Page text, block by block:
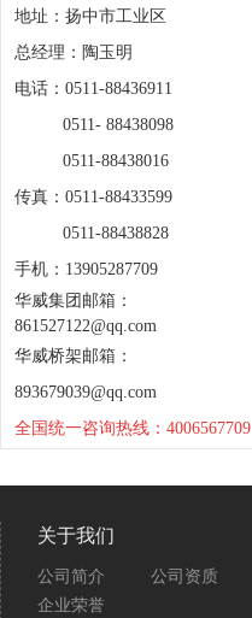
地址：扬中市工业区
总经理：陶玉明
电话：0511-88436911
0511- 88438098
0511-88438016
传真：0511-88433599
0511-88438828
手机：13905287709
华威集团邮箱：
861527122@qq.com
华威桥架邮箱：
893679039@qq.com
全国统一咨询热线：4006567709
关于我们
公司简介
公司资质
企业荣誉